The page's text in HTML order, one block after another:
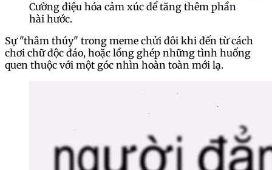
Cường điệu hóa cảm xúc để tăng thêm phần
hài hước.
Sự "thâm thúy" trong meme chửi đôi khi đến từ cách
chơi chữ độc đáo, hoặc lồng ghép những tình huống
quen thuộc với một góc nhìn hoàn toàn mới lạ.